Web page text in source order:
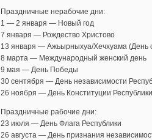
Праздничные нерабочие дни:
1 — 2 января — Новый год
7 января — Рождество Христово
13 января — Ажьырныхуа/Хечхуама (День
8 марта — Международный женский день
9 мая — День Победы
30 сентября — День независимости
26 ноября — День Конституции
Праздничные рабочие дни:
23 июля — День Флага Республики
26 августа — День признания